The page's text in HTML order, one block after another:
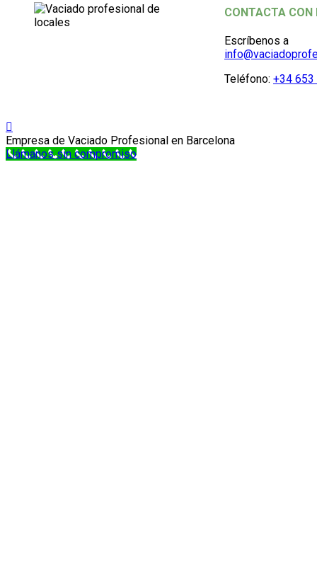
CONTACTA CON
Escríbenos a
Teléfono: +34
Empresa de Vaciado Profesional en Barcelona
Llámanos sin compromiso